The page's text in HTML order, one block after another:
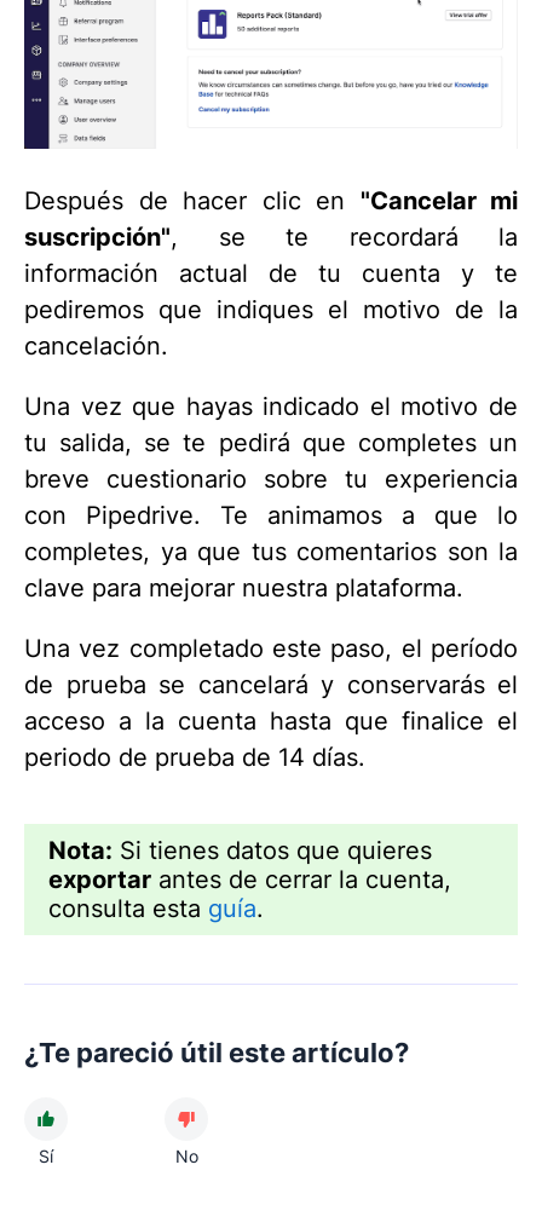
Después de hacer clic en "Cancelar mi
suscripción", se te recordará la
información actual de tu cuenta y te
pediremos que indiques el motivo de la
cancelación.
Una vez que hayas indicado el motivo de
tu salida, se te pedirá que completes un
breve cuestionario sobre tu experiencia
con Pipedrive. Te animamos a que lo
completes, ya que tus comentarios son la
clave para mejorar nuestra plataforma.
Una vez completado este paso, el período
de prueba se cancelará y conservarás el
acceso a la cuenta hasta que finalice el
periodo de prueba de 14 días.
Nota: Si tienes datos que quieres
exportar antes de cerrar la cuenta,
consulta esta guía.
¿Te pareció útil este artículo?
Sí No